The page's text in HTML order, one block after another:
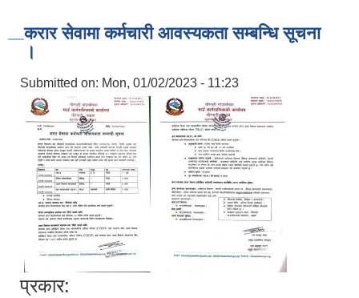
करार सेवामा कर्मचारी आवस्यकता सम्बन्धि सूचना
।
Submitted on: Mon, 01/02/2023 - 11:23
प्रकार: